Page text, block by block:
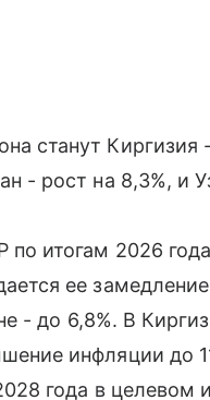
станут Киргизия
- рост на 8,3%, и
итогам 2026
ее
- до 6,8%. В
инфляции до
года в целевом